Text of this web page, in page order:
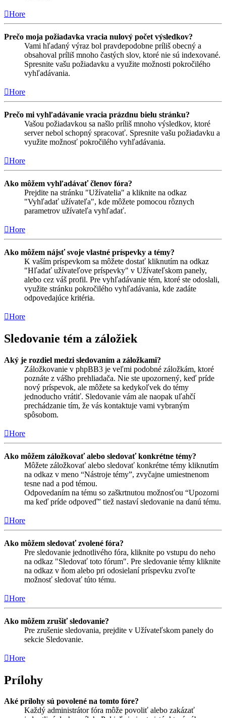
Hore
Prečo moja požiadavka vracia nulový počet výsledkov?
Vami hľadaný výraz bol pravdepodobne príliš obecný a
obsahoval príliš mnoho častých slov, ktoré nie sú indexované.
Spresnite vašu požiadavku a využite možnosti pokročilého
vyhľadávania.
Hore
Prečo mi vyhľadávanie vracia prázdnu bielu stránku?
Vašou požiadavkou sa našlo príliš mnoho výsledkov, ktoré
server nebol schopný spracovať. Spresnite vašu požiadavku a
využite možnosť pokročilého vyhľadávania.
Hore
Ako môžem vyhľadávať členov fóra?
Prejdite na stránku "Užívatelia" a kliknite na odkaz
"Vyhľadať užívateľa", kde môžete pomocou rôznych
parametrov užívateľa vyhľadať.
Hore
Ako môžem nájsť svoje vlastné príspevky a témy?
K vaším príspevkom sa môžete dostať kliknutím na odkaz
"Hľadať užívateľove príspevky" v Užívateľskom panely,
alebo cez váš profil. Pre vyhľadávanie tém, ktoré ste odoslali,
využite stránku pokročilého vyhľadávania, kde zadáte
odpovedajúce kritéria.
Hore
Sledovanie tém a záložiek
Aký je rozdiel medzi sledovaním a záložkami?
Záložkovanie v phpBB3 je veľmi podobné záložkám, ktoré
poznáte z vášho prehliadača. Nie ste upozornený, keď príde
nový príspevok, ale môžete sa kedykoľvek do témy
jednoducho vrátiť. Sledovanie vám ale naopak uľahčí
prechádzanie tím, že vás kontaktuje vami vybraným
spôsobom.
Hore
Ako môžem záložkovať alebo sledovať konkrétne témy?
Môžete záložkovať alebo sledovať konkrétne témy kliknutím
na odkaz v meno “Nástroje témy”, zvyčajne umiestnenom
tesne nad a pod témou.
Odpovedaním na tému so zaškrtnutou možnosťou “Upozorni
ma keď príde odpoveď” tiež nastaví sledovanie na danú tému.
Hore
Ako môžem sledovať zvolené fóra?
Pre sledovanie jednotlivého fóra, kliknite po vstupu do neho
na odkaz "Sledovať toto fórum". Pre sledovanie témy kliknite
na odkaz v ňom alebo pri odosielaní príspevku zvoľte
možnosť sledovať túto tému.
Hore
Ako môžem zrušiť sledovanie?
Pre zrušenie sledovania, prejdite v Užívateľskom panely do
sekcie Sledovanie.
Hore
Prílohy
Aké prílohy sú povolené na tomto fóre?
Každý administrátor fóra môže povoliť alebo zakázať